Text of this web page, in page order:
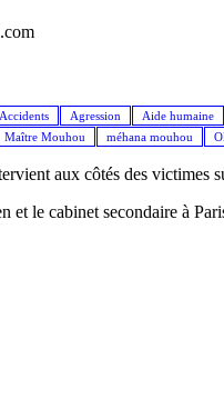
Accidents Agression Aide humaine
Maître Mouhou méhana mouhou
aux côtés des victimes
et le cabinet secondaire à